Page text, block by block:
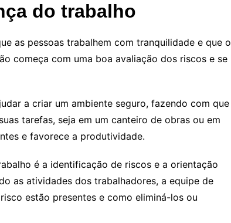
do trabalho
as pessoas trabalhem com tranquilidade e que o
começa com uma boa avaliação dos riscos e se
a criar um ambiente seguro, fazendo com que
tarefas, seja em um canteiro de obras ou em
e favorece a produtividade.
é a identificação de riscos e a orientação
as atividades dos trabalhadores, a equipe de
estão presentes e como eliminá-los ou